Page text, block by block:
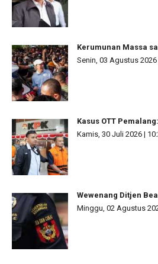
Kerumunan Massa
Senin, 03 Agustus 2026
Kasus OTT
Kamis, 30 Juli 2026 |
Wewenang Ditjen
Minggu, 02 Agustus